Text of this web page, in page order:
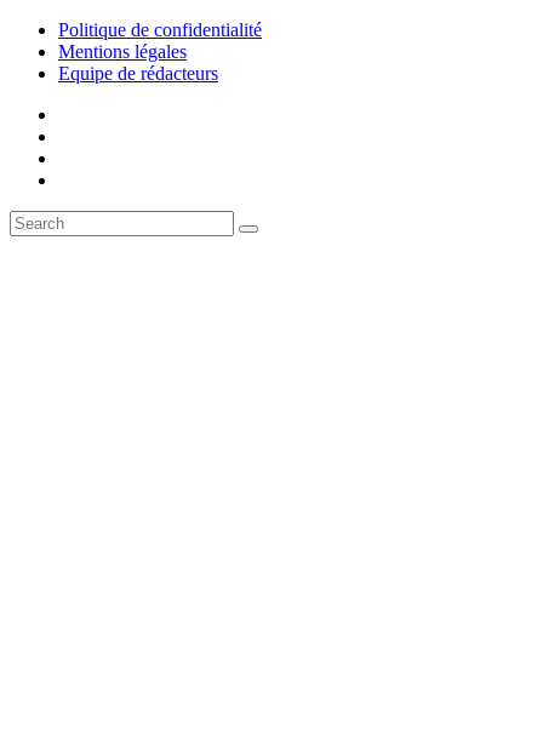
Politique de confidentialité
Mentions légales
Equipe de rédacteurs